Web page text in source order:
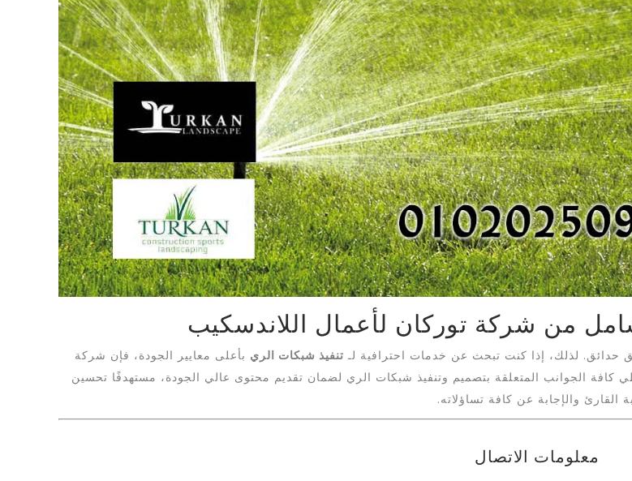
من شركة توركان لأعمال اللاندسكيب
حدائق. لذلك، إذا كنت تبحث عن خدمات احترافية لـ تنفيذ شبكات الري بأعلى معايير الجودة، فإن شركة
كافة الجوانب المتعلقة بتصميم وتنفيذ شبكات الري لضمان تقديم محتوى عالي الجودة، مستهدفًا تحسين
القارئ والإجابة عن كافة تساؤلاته.
معلومات الاتصال